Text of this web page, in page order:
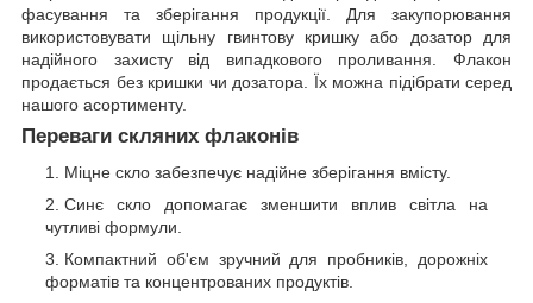
фасування та зберігання продукції. Для закупорювання
використовувати щільну гвинтову кришку або дозатор для
надійного захисту від випадкового проливання. Флакон
продається без кришки чи дозатора. Їх можна підібрати серед
нашого асортименту.
Переваги скляних флаконів
Міцне скло забезпечує надійне зберігання вмісту.
Синє скло допомагає зменшити вплив світла на
чутливі формули.
Компактний об'єм зручний для пробників, дорожніх
форматів та концентрованих продуктів.